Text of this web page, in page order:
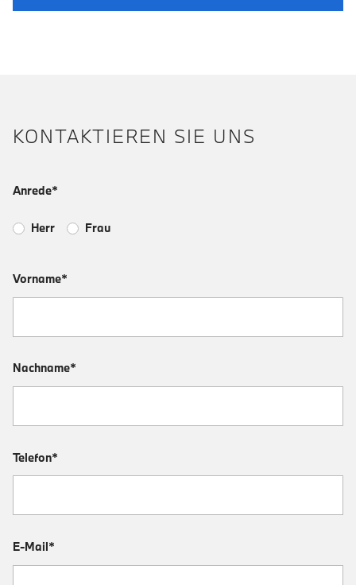
KONTAKTIEREN SIE UNS
Anrede*
Herr Frau
Vorname*
Nachname*
Telefon*
E-Mail*